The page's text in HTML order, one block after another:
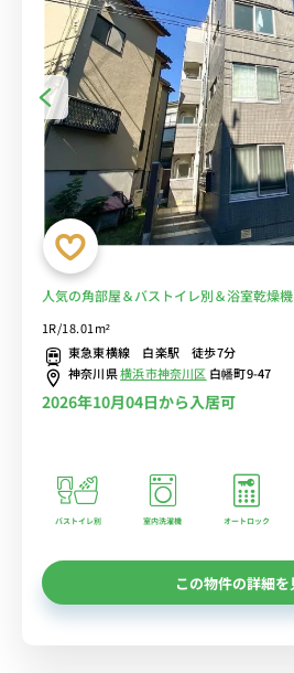
人気の角部屋＆バストイレ別＆浴室乾燥
完備/神奈川大学まで徒歩通学■選べるWi-
1R/18.01m²
東急東横線 白楽駅 徒歩7分
神奈川県横浜市神奈川区 白幡町9-47
2026年10月04日から入居可
バストイレ別 室内洗濯機 オートロック
この物件の詳細を